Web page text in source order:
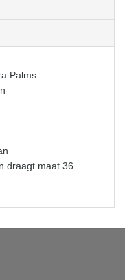
Palms:
draagt maat 36.